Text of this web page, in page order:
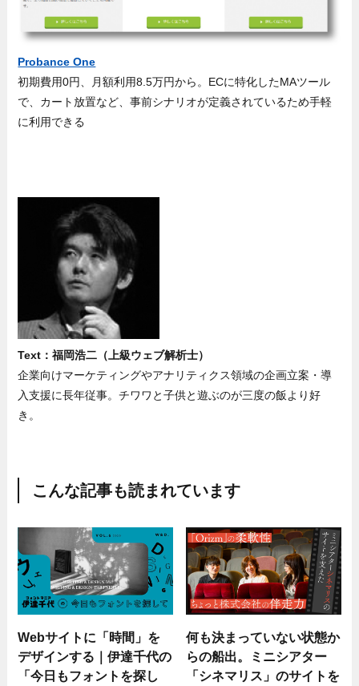
Probance One
初期費用0円、月額利用8.5万円から。ECに特化したMAツール
で、カート放置など、事前シナリオが定義されているため手軽
に利用できる
Text：福岡浩二（上級ウェブ解析士）
企業向けマーケティングやアナリティクス領域の企画立案・導
入支援に長年従事。チワワと子供と遊ぶのが三度の飯より好
き。
こんな記事も読まれています
Webサイトに「時間」を
デザインする｜伊達千代の
「今日もフォントを探し
何も決まっていない状態か
らの船出。ミニシアター
「シネマリス」のサイトを